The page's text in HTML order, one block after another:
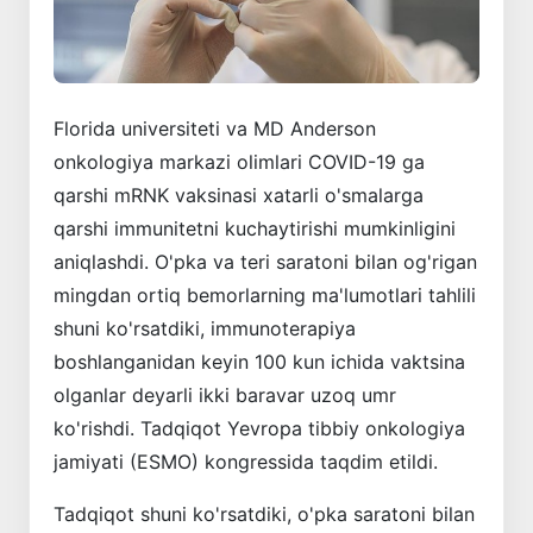
Florida universiteti va MD Anderson
onkologiya markazi olimlari COVID-19 ga
qarshi mRNK vaksinasi xatarli o'smalarga
qarshi immunitetni kuchaytirishi mumkinligini
aniqlashdi. O'pka va teri saratoni bilan og'rigan
mingdan ortiq bemorlarning ma'lumotlari tahlili
shuni ko'rsatdiki, immunoterapiya
boshlanganidan keyin 100 kun ichida vaktsina
olganlar deyarli ikki baravar uzoq umr
ko'rishdi. Tadqiqot Yevropa tibbiy onkologiya
jamiyati (ESMO) kongressida taqdim etildi.
Tadqiqot shuni ko'rsatdiki, o'pka saratoni bilan